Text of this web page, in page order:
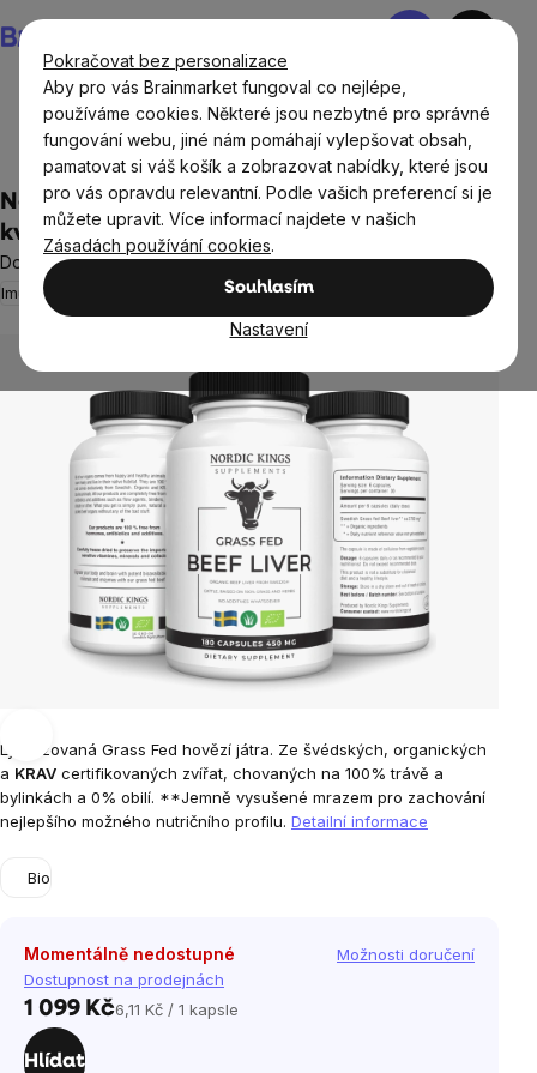
Pokračovat bez personalizace
Aby pro vás Brainmarket fungoval co nejlépe,
používáme cookies. Některé jsou nezbytné pro správné
fungování webu, jiné nám pomáhají vylepšovat obsah,
pamatovat si váš košík a zobrazovat nabídky, které jsou
pro vás opravdu relevantní. Podle vašich preferencí si je
můžete upravit. Více informací najdete v našich
Zásadách používání cookies.
Souhlasím
Nastavení
na
obsah
Nákupní
Cíle
Nordic Kings - Hovězí játra v BIO Grass-fed
kvalitě, 180 kapslí
Doplněk stravy
Imunita
je
z
hvězdiček.
4 hodnocení
Lyofilizovaná Grass Fed hovězí játra. Ze švédských, organických
a KRAV certifikovaných zvířat, chovaných na 100% trávě a
bylinkách a 0% obilí. **Jemně vysušené mrazem pro zachování
nejlepšího možného nutričního profilu. Detailní informace
Bio
Momentálně nedostupné
Dostupnost na prodejnách
Možnosti doručení
1 099 KčMěrná
6,11 Kč / 1 kapsle
Hlídat